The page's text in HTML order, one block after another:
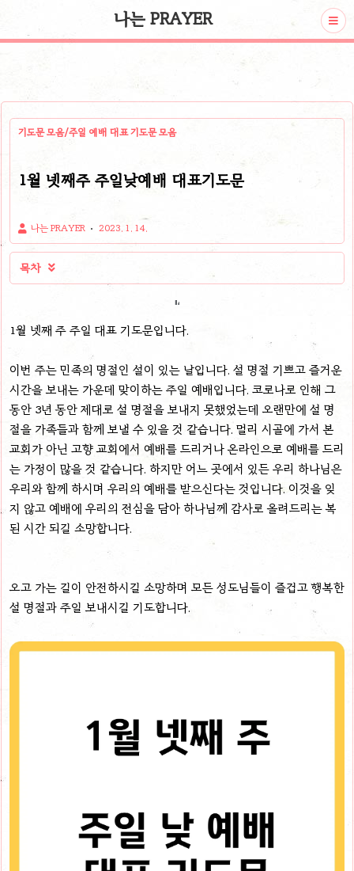
나는 PRAYER
기도문 모음/주일 예배 대표 기도문 모음
1월 넷째주 주일낮예배 대표기도문
나는 PRAYER 2023. 1. 14.
목차 
1월 넷째 주 주일 대표 기도문입니다.
이번 주는 민족의 명절인 설이 있는 날입니다. 설 명절 기쁘고 즐거운
시간을 보내는 가운데 맞이하는 주일 예배입니다. 코로나로 인해 그
동안 3년 동안 제대로 설 명절을 보내지 못했었는데 오랜만에 설 명
절을 가족들과 함께 보낼 수 있을 것 같습니다. 멀리 시골에 가서 본
교회가 아닌 고향 교회에서 예배를 드리거나 온라인으로 예배를 드리
는 가정이 많을 것 같습니다. 하지만 어느 곳에서 있든 우리 하나님은
우리와 함께 하시며 우리의 예배를 받으신다는 것입니다. 이것을 잊
지 않고 예배에 우리의 전심을 담아 하나님께 감사로 올려드리는 복
된 시간 되길 소망합니다.
오고 가는 길이 안전하시길 소망하며 모든 성도님들이 즐겁고 행복한
설 명절과 주일 보내시길 기도합니다.